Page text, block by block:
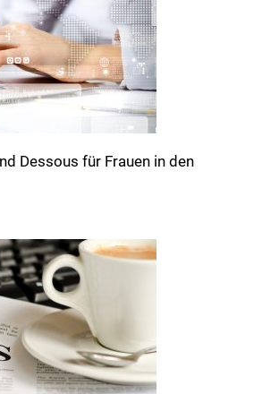
Dessous für Frauen in den